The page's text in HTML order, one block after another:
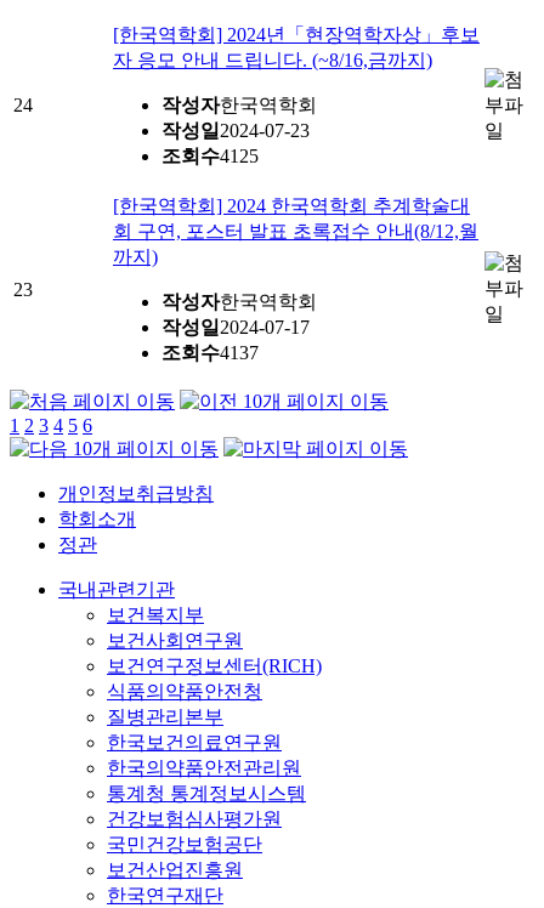
24
[한국역학회] 2024년「현장역학자상」후보
자 응모 안내 드립니다. (~8/16,금까지)
작성자한국역학회
작성일 2024-07-23
조회수4125
23
[한국역학회] 2024 한국역학회 추계학술대
회 구연, 포스터 발표 초록접수 안내(8/12,월
까지)
작성자한국역학회
작성일 2024-07-17
조회수4137
1 2 3 4 5 6
개인정보취급방침
학회소개
정관
국내관련기관
보건복지부
보건사회연구원
보건연구정보센터(RICH)
식품의약품안전청
질병관리본부
한국보건의료연구원
한국의약품안전관리원
통계청 통계정보시스템
건강보험심사평가원
국민건강보험공단
보건산업진흥원
한국연구재단